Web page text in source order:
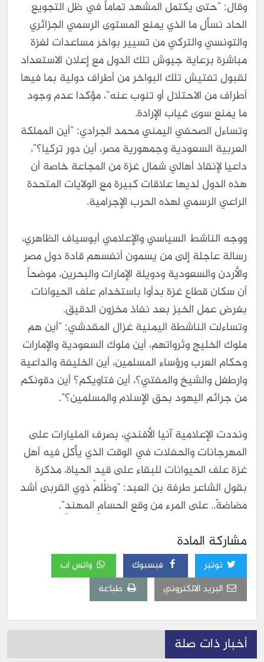
وقال: "حتى يكتمل المشهد تماماً في ظل التجويع
الحاد نسأل ما الذي يمنع المستوى الرسمي الجزائري
والتونسي والتركي من تسيير بواخر مساعدات لغزة
مباشرة برعاية جيوش تلك الدول مع إعلان الاستعداد
لقبول تفتيش تلك البواخر من أطراف دولية بما فيها
أطراف من الاحتلال أو تنوب عنه"، مؤكدا عدم وجود
ما يمنع سوى غياب الإرادة.
وتساءل الصحفي اليمني محمد الجرادي: "أين المملكة
العربية السعودية وجمهورية مصر، أين دور تركيا؟"،
داعيا لإنقاذ أهالي شمال غزة من المجاعة خاصة أن
هذه الدول لديها علاقات كبيرة مع الولايات المتحدة
الراعي الرسمي لهذه الحرب الإجرامية.
ووجه الناشط السياسي والإعلامي أبوسياف الظاهري،
رسالة عاجلة إلى من يسمون أنفسهم قادة دول مصر
والأردن والسعودية ودويلة الإمارات والبحرين، موضحاً
أن سكان قطاع غزة بدأوا باستخدام علف الحيوانات
بغرض عمل الخبز بعد نفاذ مخزون الدقيق.
وتساءلت الناشطة اليمنية غزال المقدشي: "أين هم
ملوك الخليج وثرواتهم، أين ملوك السعودية والإمارات
وحكام العرب ورؤساء المسلمين، أين الخليفة والداعية
وارطغل والشيخ والمفتي؟، أين فتاويكم؟ أين دقونكم
من جرائم اليهود بحق الإسلام والمسلمين؟".
ونددت الإعلامية آنيا الأفندي، بصرف المليارات على
المهرجانات والحفلات في الوقت الذي يأكل فيه أهل
غزة علف الحيوانات للبقاء على قيد الحياة، مذكرة
بقول الشاعر طرفة بن العبد: "وظُلمُ ذوي القربى أشد
مضاضةً.. على المرء من وقع الحسامِ المهندِ".
مشاركة المادة
توتير فيسبوك
واتس اب
البريد الالكتروني
طباعة
أخبار ذات صلة